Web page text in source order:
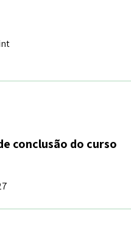
conclusão do curso